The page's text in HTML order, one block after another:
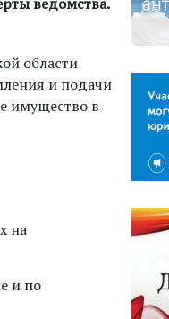
области
и подачи
имущество в
на
и по